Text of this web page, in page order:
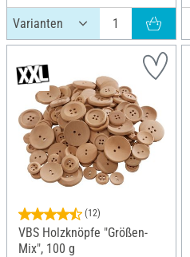
(12)
VBS Holzknöpfe "Größen-
Mix", 100 g